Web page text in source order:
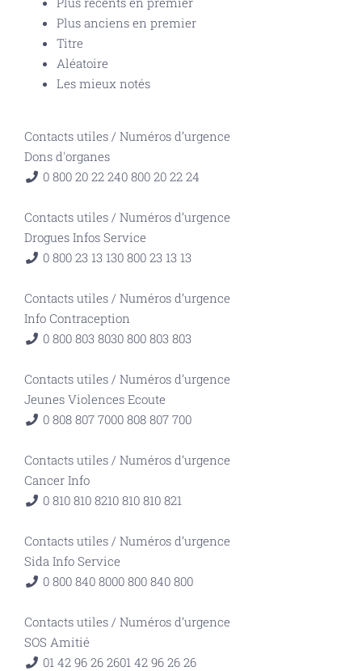
Plus anciens en premier
Titre
Aléatoire
Les mieux notés
Contacts utiles / Numéros d’urgence
Dons d'organes
0 800 20 22 240 800 20 22 24
Contacts utiles / Numéros d’urgence
Drogues Infos Service
0 800 23 13 130 800 23 13 13
Contacts utiles / Numéros d’urgence
Info Contraception
0 800 803 8030 800 803 803
Contacts utiles / Numéros d’urgence
Jeunes Violences Ecoute
0 808 807 7000 808 807 700
Contacts utiles / Numéros d’urgence
Cancer Info
0 810 810 8210 810 810 821
Contacts utiles / Numéros d’urgence
Sida Info Service
0 800 840 8000 800 840 800
Contacts utiles / Numéros d’urgence
SOS Amitié
01 42 96 26 2601 42 96 26 26